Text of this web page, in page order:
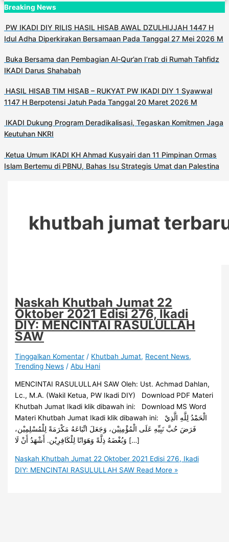
Breaking News
PW IKADI DIY RILIS HASIL HISAB AWAL DZULHIJJAH 1447 H
Idul Adha Diperkirakan Bersamaan Pada Tanggal 27 Mei 2026 M
Buka Bersama dan Pembagian Al-Qur’an I’rab di Rumah Tahfidz
IKADI Darus Shahabah
HASIL HISAB TIM HISAB – RUKYAT PW IKADI DIY 1 Syawwal
1147 H Berpotensi Jatuh Pada Tanggal 20 Maret 2026 M
IKADI Dukung Program Deradikalisasi, Tegaskan Komitmen Jaga
Keutuhan NKRI
Ketua Umum IKADI KH Ahmad Kusyairi dan 11 Pimpinan Ormas
Islam Bertemu di PBNU, Bahas Isu Strategis Umat dan Palestina
khutbah jumat
Naskah Khutbah Jumat 22
Oktober 2021 Edisi 276, Ikadi
DIY: MENCINTAI RASULULLAH
SAW
Tinggalkan Komentar / Khutbah Jumat, Recent News,
Trending News /Abu Hani
MENCINTAI RASULULLAH SAW Oleh: Ust. Achmad Dahlan,
Lc., M.A. (Wakil Ketua, PW Ikadi DIY) Download PDF Materi
Khutbah Jumat Ikadi klik dibawah ini: Download MS Word
Materi Khutbah Jumat Ikadi klik dibawah ini: الْحَمْدُ لِلَّهِ الَّذِيْ
فَرَضَ حُبَّ نَبِيِّهِ عَلَى الْمُؤْمِنِيْن، وَجَعَلَ اتِّبَاعَهُ مَكْرَمَةً لِلْمُسْلِمِيْن،
وَبُغْضَهُ ذِلَّةً وَهَوَانًا لِلْكَافِرِيْن. أَشْهَدُ أَنْ لَا […]
Naskah Khutbah Jumat 22 Oktober 2021 Edisi 276, Ikadi
DIY: MENCINTAI RASULULLAH SAW Read More »